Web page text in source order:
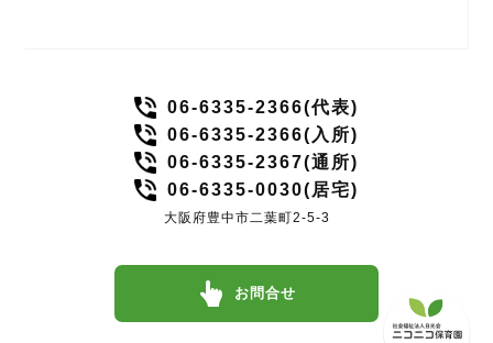
06-6335-2366(代表)
06-6335-2366(入所)
06-6335-2367(通所)
06-6335-0030(居宅)
大阪府豊中市二葉町2-5-3
お問合せ